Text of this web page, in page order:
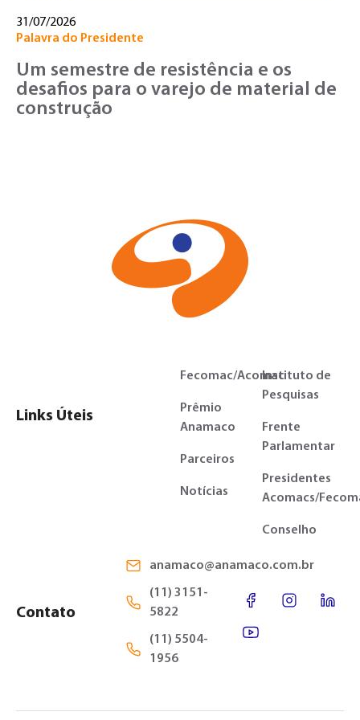
31/07/2026
Palavra do Presidente
Um semestre de resistência e os
desafios para o varejo de material de
construção
Links Úteis
Fecomac/Acomac
Prêmio
Anamaco
Parceiros
Notícias
Instituto de
Pesquisas
Frente
Parlamentar
Presidentes
Acomacs/
Conselho
Contato
anamaco@anamaco.com.br
(11) 3151-
5822
(11) 5504-
1956